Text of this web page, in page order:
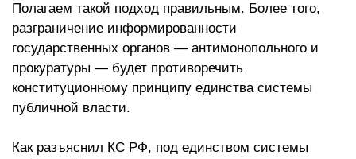
Полагаем такой подход правильным. Более того,
разграничение информированности
государственных органов — антимонопольного и
прокуратуры — будет противоречить
конституционному принципу единства системы
публичной власти.
Как разъяснил КС РФ, под единством системы